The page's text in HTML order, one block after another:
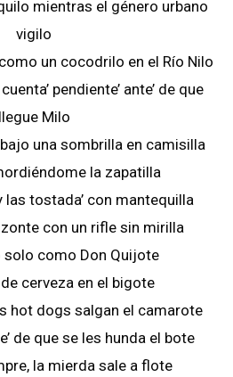
mientras el género urbano
vigilo
un cocodrilo en el Río Nilo
pendiente’ ante’ de que
llegue Milo
una sombrilla en camisilla
la zapatilla
las tostada’ con mantequilla
con un rifle sin mirilla
solo como Don Quijote
cerveza en el bigote
hot dogs salgan el camarote
de que se les hunda el bote
la mierda sale a flote